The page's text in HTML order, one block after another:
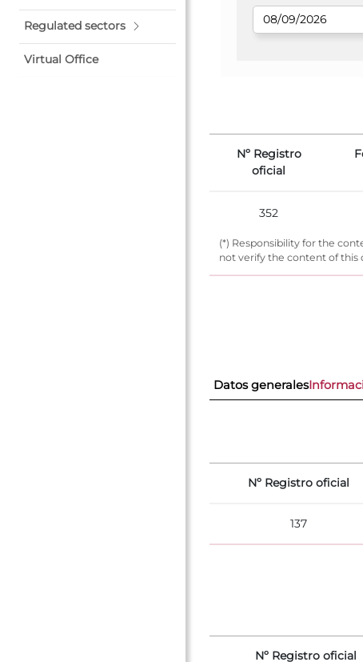
Regulated sectors
Virtual Office
Nº Registro
oficial
352
(*) Responsibility for the
not verify the content of this
Datos generales
Nº Registro oficial
137
Nº Registro oficial